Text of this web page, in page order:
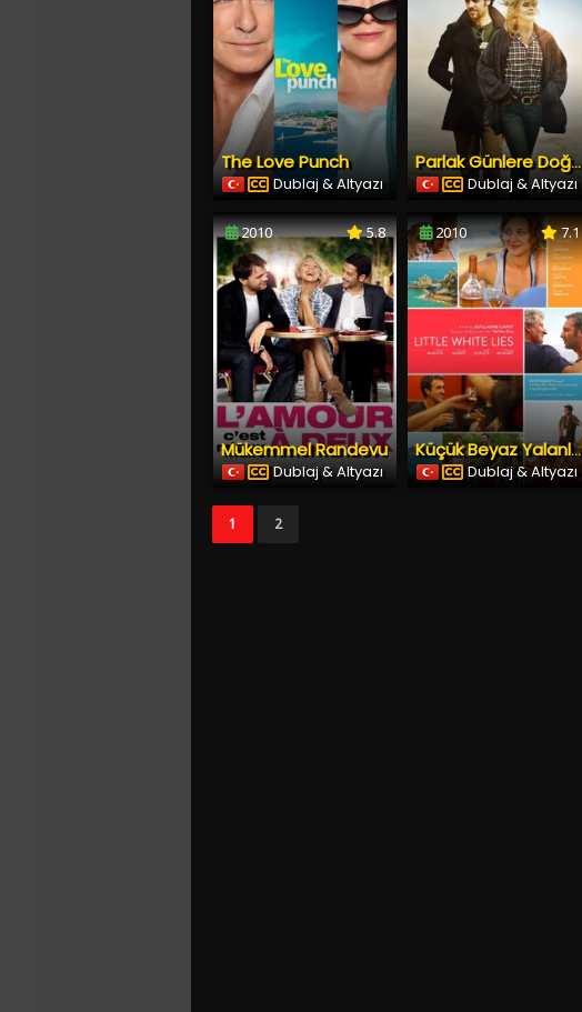
The Love Punch
Dublaj & Altyazı
Parlak Günlere Doğru
Dublaj & Altyazı
2010 5.8
Mükemmel Randevu
Dublaj & Altyazı
2010 7.1
Küçük Beyaz Yalanlar
Dublaj & Altyazı
1 2